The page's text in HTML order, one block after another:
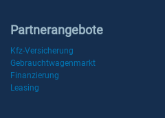
Partnerangebote
Kfz-Versicherung
Gebrauchtwagenmarkt
Finanzierung
Leasing